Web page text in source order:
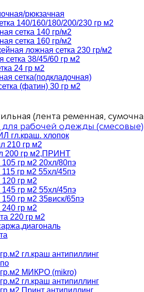
рюкзачная
140/160/180/200/230 гр м2
сетка 140 гр/м2
сетка 160 гр/м2
ложная сетка 230 гр/м2
сетка 38/45/60 гр м2
24 гр м2
сетка(подкладочная)
(фатин) 30 гр м2
(лента ременная,
рабочей одежды (смесовые)
гл.краш. хлопок
210 гр м2
200 гр м2,ПРИНТ
105 гр м2 20хл/80пэ
гр м2 55хл/45пэ
гр м2
145 гр м2 55хл/45пэ
гр м2 35виск/65пэ
гр м2
220 гр м2
гл.краш антипиллинг
МИКРО (mikro)
гл.краш антипиллинг
Принт антипиллинг